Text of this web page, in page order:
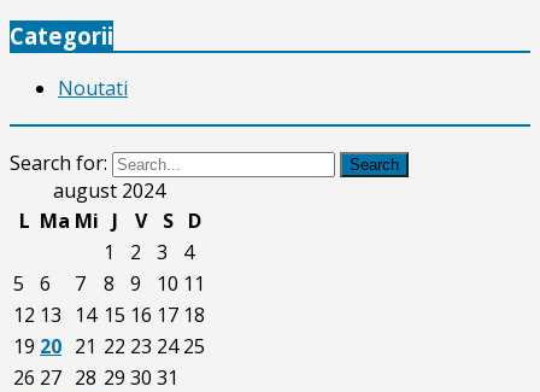
Categorii
Noutati
Search for: Search
august 2024
L Ma Mi J V S
D
1
2 3
4
5
6 7 8 9 10 11
12 13 14 15 16 17 18
19 20 21 22 23 24 25
26 27 28 29 30 31